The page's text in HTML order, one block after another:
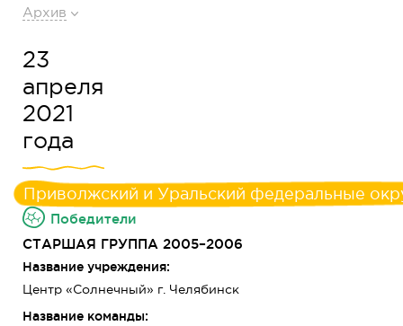
Архив
23
апреля
2021
года
Приволжский и Уральский федеральные
Победители
СТАРШАЯ ГРУППА 2005–2006
Название учреждения:
Центр «Солнечный» г. Челябинск
Название команды: